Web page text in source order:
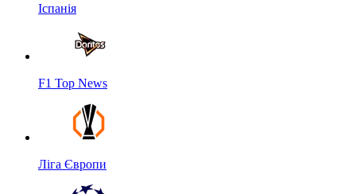
Іспанія
F1 Top News
Ліга Європи